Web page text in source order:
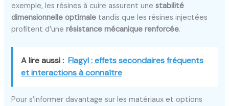
exemple, les résines à cuire assurent unestabilité
dimensionnelle optimale tandis que les résines injectées
profitent d’unerésistance mécanique renforcée.
A lire aussi : Flagyl : effets secondaires fréquents
et interactions à connaître
Pour s’informer davantage sur les matériaux et options